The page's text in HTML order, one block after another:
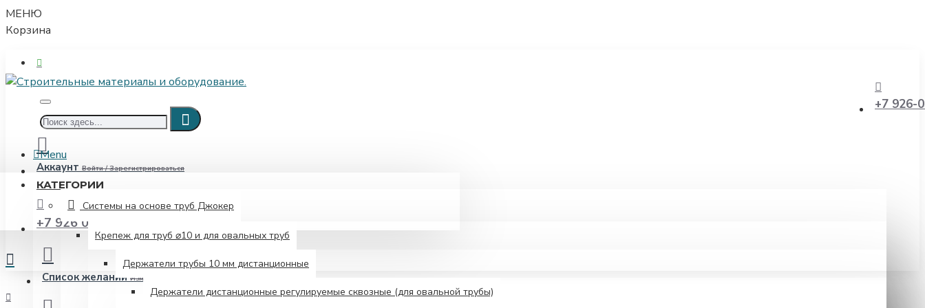
МЕНЮ
Корзина
+7 926-
Аккаунт Войти / Зарегистрироваться
Список желаний Изменить свой список желаний
Menu
КАТЕГОРИИ
Системы на основе труб Джокер
Крепеж для труб ⌀10 и для овальных труб
Держатели трубы 10 мм дистанционные
Держатели дистанционные регулируемые сквозные (для овальной трубы)
+7 926 052-00-08